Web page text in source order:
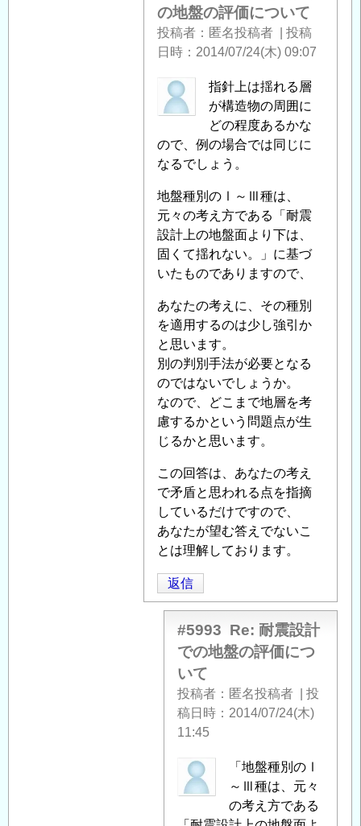
の地盤の評価について
投稿者 匿名投稿者
投稿
日時
2014/07/24(木) 09:07
匿
名
稿
者
よ
る
「Re:
耐
震
設
計
で
の
地
盤
の
評
に
つ
い
て」
へ
返
信
指針上は揺れる層
が構造物の周囲に
どの程度あるかな
ので、例の場合では同じに
なるでしょう。
地盤種別のⅠ～Ⅲ種は、
元々の考え方である「耐震
設計上の地盤面より下は、
固くて揺れない。」に基づ
いたものでありますので、
あなたの考えに、その種別
を適用するのは少し強引か
と思います。
別の判別手法が必要となる
のではないでしょうか。
なので、どこまで地層を考
慮するかという問題点が生
じるかと思います。
この回答は、あなたの考え
で矛盾と思われる点を指摘
しているだけですので、
あなたが望む答えでないこ
とは理解しております。
返信
#5993 Re: 耐震設計
での地盤の評価につ
いて
投稿者 匿名投稿者
投
稿日時
2014/07/24(木)
11:45
匿
名
「地盤種別のⅠ
～Ⅲ種は、元々
の考え方である